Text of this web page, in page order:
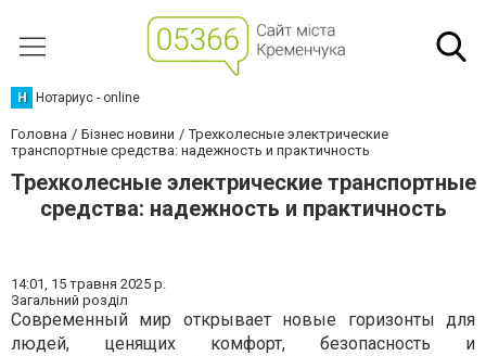
Н Нотариус - online
Головна Бізнес новини
Трехколесные электрические
транспортные средства: надежность и практичность
Трехколесные электрические транспортные
средства: надежность и практичность
14:01, 15 травня 2025 р.
Загальний розділ
Современный мир открывает новые горизонты для
людей, ценящих комфорт, безопасность и